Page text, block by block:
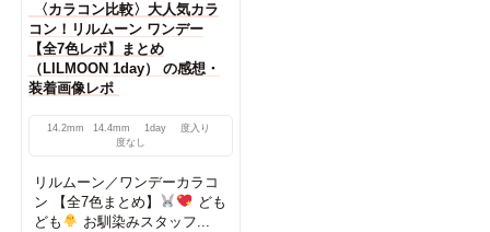
〈カラコン比較〉大人気カラ
コン！リルムーン ワンデー
【全7色レポ】まとめ
（LILMOON 1day） の感想・
装着画像レポ
14.2mm 14.4mm 1day
度入り
度なし
リルムーン／ワンデーカラコ
ン 【全7色まとめ】
ども
ども
お馴染みスタッフ...